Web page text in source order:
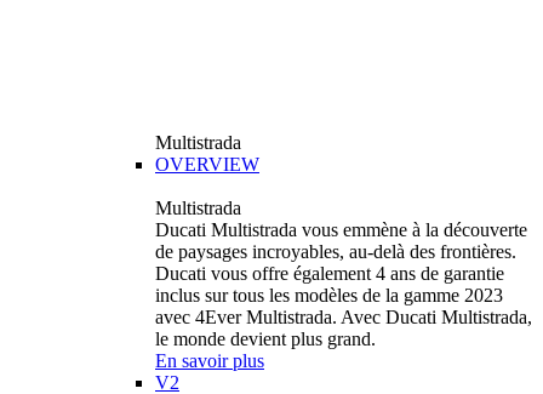
Multistrada
OVERVIEW
Multistrada
Ducati Multistrada vous emmène à la découverte
de paysages incroyables, au-delà des frontières.
Ducati vous offre également 4 ans de garantie
inclus sur tous les modèles de la gamme 2023
avec 4Ever Multistrada. Avec Ducati Multistrada,
le monde devient plus grand.
En savoir plus
V2